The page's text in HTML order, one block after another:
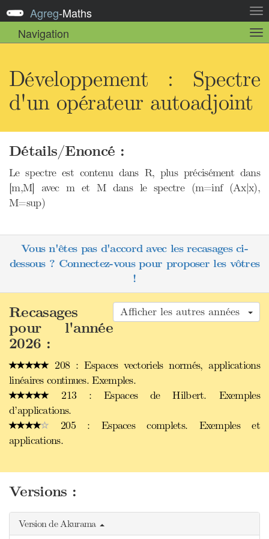
la
Agreg-Maths
Navigation
la
Développement : Spectre
d'un opérateur autoadjoint
Détails/Enoncé :
Le spectre est contenu dans R, plus précisément dans
[m,M] avec m et M dans le spectre (m=inf (Ax|x),
M=sup)
Vous n'êtes pas d'accord avec les recasages ci-
dessous ? Connectez-vous pour proposer les vôtres
!
Afficher les autres années
Recasages
pour l'année
2026 :
208 : Espaces vectoriels normés, applications
linéaires continues. Exemples.
213 : Espaces de Hilbert. Exemples
d’applications.
205 : Espaces complets. Exemples et
applications.
Versions :
Version de Akurama